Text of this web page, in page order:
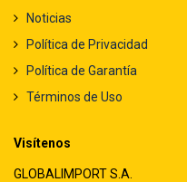
Noticias
Política de Privacidad
Política de Garantía
Términos de Uso
Visítenos
GLOBALIMPORT S.A.